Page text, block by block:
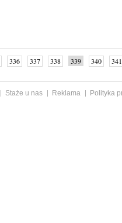
336 337 338 339 340
341
Staże u nas Reklama
Polityka